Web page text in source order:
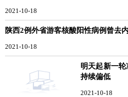
2021-10-18
陕西2例外省游客核酸阳性病例曾去
2021-10-18
明天起新一
持续偏低
2021-10-18